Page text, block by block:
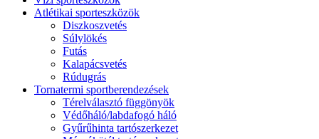
Atlétikai sporteszközök
Diszkoszvetés
Súlylökés
Futás
Kalapácsvetés
Rúdugrás
Tornatermi sportberendezések
Térelválasztó függönyök
Védőháló/labdafogó háló
Gyűrűhinta tartószerkezet